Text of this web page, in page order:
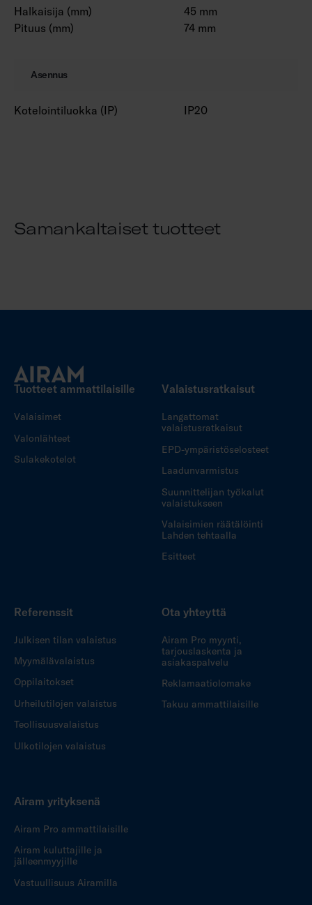
Halkaisija (mm)
45 mm
Pituus (mm)
74 mm
Asennus
Kotelointiluokka (IP) IP20
Samankaltaiset tuotteet
Tuotteet ammattilaisille
Valaisimet
Valonlähteet
Sulakekotelot
Valaistusratkaisut
Langattomat
valaistusratkaisut
EPD-ympäristöselosteet
Laadunvarmistus
Suunnittelijan työkalut
valaistukseen
Valaisimien räätälöinti
Lahden tehtaalla
Esitteet
Referenssit
Julkisen tilan valaistus
Myymälävalaistus
Oppilaitokset
Urheilutilojen valaistus
Teollisuusvalaistus
Ulkotilojen valaistus
Ota yhteyttä
Airam Pro myynti,
tarjouslaskenta ja
asiakaspalvelu
Reklamaatiolomake
Takuu ammattilaisille
Airam yrityksenä
Airam Pro ammattilaisille
Airam kuluttajille ja
jälleenmyyjille
Vastuullisuus Airamilla